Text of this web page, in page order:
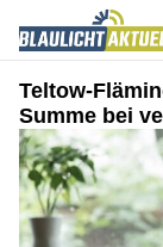
Teltow-
Summe bei